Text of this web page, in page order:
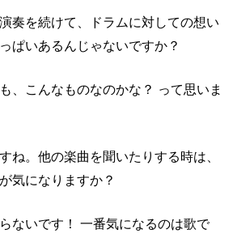
奏を続けて、ドラムに対しての想い
ぱいあるんじゃないですか？
、こんなものなのかな？ って思いま
ね。他の楽曲を聞いたりする時は、
気になりますか？
ないです！ 一番気になるのは歌で